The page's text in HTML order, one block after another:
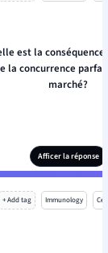
est la
la concurrence
marché?
Afficer la réponse
+ Add tag Immunology